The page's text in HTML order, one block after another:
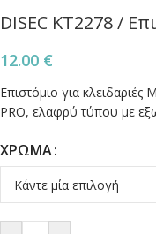
DISEC KT2278 /
12.00 €
Επιστόμιο για
PRO, ελαφρύ τύπου με
ΧΡΩΜΑ